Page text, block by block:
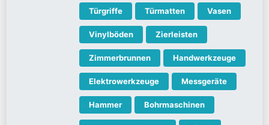
Türgriffe Türmatten Vasen
Vinylböden Zierleisten
Zimmerbrunnen Handwerkzeuge
Elektrowerkzeuge Messgeräte
Hammer Bohrmaschinen